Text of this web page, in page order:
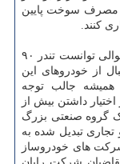
مصرف سوخت پایین
کنند.
فروش اقساطی سایپا از سال ۱۳۸۶ با تلاش متوالی توانست تندر ۹۰
از خودروهای این
جالب توجه
داشتن بیش از
گروه صنعتی بزرگ
تجاری تبدیل شده به
های خودروساز